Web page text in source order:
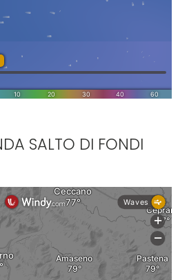
SALTO DI FONDI